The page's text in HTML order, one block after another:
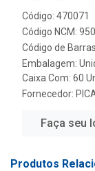
Código: 470071
Código NCM:
Código de
Embalagem:
Caixa Com: 60
Fornecedor:
Faça seu
Produtos